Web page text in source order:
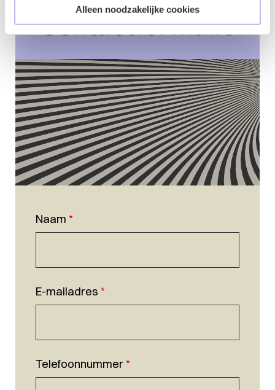
Alleen noodzakelijke cookies
Contactformulier
Naam *
E-mailadres *
Telefoonnummer*